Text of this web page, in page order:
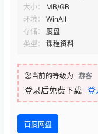
大小：
MB/GB
环境：
WinAll
存储：
度盘
类型：
课程资料
您当前的等级为 游客
登录后免费下载 登
百度网盘